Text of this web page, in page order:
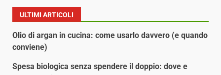
ULTIMI ARTICOLI
Olio di argan in cucina: come usarlo davvero (e quando
conviene)
Spesa biologica senza spendere il doppio: dove e